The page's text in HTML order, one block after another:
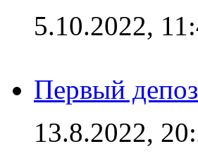
5.10.2022,
Первый
13.8.2022,